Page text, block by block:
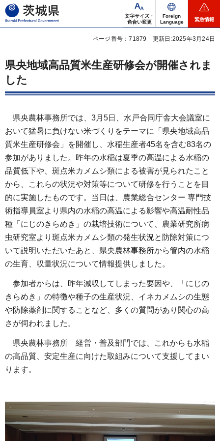
茨城県
文字サイズ・
色合い変更
Foreign
Language
緊急情報
ページ番号：71879 更新日:2025年3月24日
県央地域高品質米生産研修会が開催されま
した
県央農林事務所では、3月5日、水戸合同庁舎大会議室に
おいて猛暑に負けない米づくりをテーマに「県央地域高品
質米生産研修会」を開催し、水稲生産者45名を含む83名の
参加がありました。昨年の水稲は夏季の高温による水稲の
品質低下や、斑点米カメムシ類による被害が見られたこと
から、これらの状況や対策等について研修を行うことを目
的に実施したものです。当日は、農業総合センター 専門技
術指導員室より県内の水稲の高温による影響や高温耐性品
種「にじのきらめき」の栽培技術について、農業研究所病
虫研究室より斑点米カメムシ類の発生状況と防除対策につ
いて説明いただいたあと、県央農林事務所から管内の水稲
の生育、収量状況について情報提供しました。
参加者からは、昨年減収してしまった要因や、「にじの
きらめき」の特徴や種子の生産状況、イネカメムシの生態
や防除薬剤に関することなど、多くの質問があり関心の高
さが伺われました。
県央農林事務所 経営・普及部門では、これからも水稲
の高品質、安定生産に向けた取組みについて支援してまい
ります。